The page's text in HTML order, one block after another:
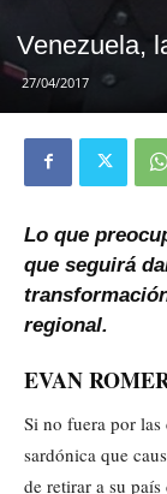
Venezuela,
27/04/2017
Lo que
que seguirá
regional.
EVAN
Si no fuera por las
sardónica que
de retirar a su